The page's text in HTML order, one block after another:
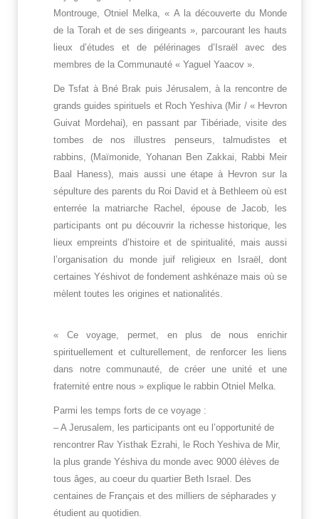
Montrouge, Otniel Melka, « A la découverte du Monde
de la Torah et de ses dirigeants », parcourant les hauts
lieux d’études et de pélérinages d’Israël avec des
membres de la Communauté « Yaguel Yaacov ».
De Tsfat à Bné Brak puis Jérusalem, à la rencontre de
grands guides spirituels et Roch Yeshiva (Mir / « Hevron
Guivat Mordehai), en passant par Tibériade, visite des
tombes de nos illustres penseurs, talmudistes et
rabbins, (Maïmonide, Yohanan Ben Zakkai, Rabbi Meir
Baal Haness), mais aussi une étape à Hevron sur la
sépulture des parents du Roi David et à Bethleem où est
enterrée la matriarche Rachel, épouse de Jacob, les
participants ont pu découvrir la richesse historique, les
lieux empreints d’histoire et de spiritualité, mais aussi
l’organisation du monde juif religieux en Israël, dont
certaines Yéshivot de fondement ashkénaze mais où se
mèlent toutes les origines et nationalités.
« Ce voyage, permet, en plus de nous enrichir
spirituellement et culturellement, de renforcer les liens
dans notre communauté, de créer une unité et une
fraternité entre nous » explique le rabbin Otniel Melka.
Parmi les temps forts de ce voyage :
– A Jerusalem, les participants ont eu l’opportunité de
rencontrer Rav Yisthak Ezrahi, le Roch Yeshiva de Mir,
la plus grande Yéshiva du monde avec 9000 élèves de
tous âges, au coeur du quartier Beth Israel. Des
centaines de Français et des milliers de sépharades y
étudient au quotidien.